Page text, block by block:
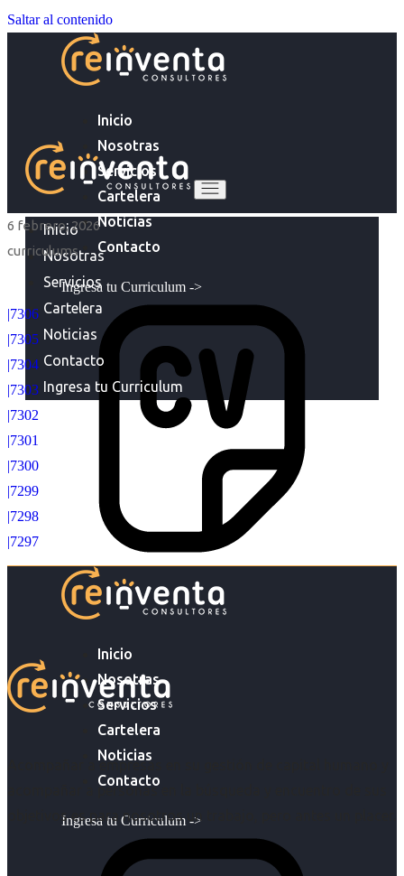
Saltar al contenido
Inicio
Nosotras
Servicios
Cartelera
Noticias
Contacto
Ingresa tu Curriculum ->
Inicio
Nosotras
Servicios
Cartelera
Noticias
Contacto
Ingresa tu Curriculum ->
Inicio
Nosotras
Servicios
Cartelera
Noticias
Contacto
Ingresa tu Curriculum
6 febrero, 2026
curriculums
|7306
|7305
|7304
|7303
|7302
|7301
|7300
|7299
|7298
|7297
Acompañar a empresas en su gestión de capital humano y
acompañar a personas en la búsqueda y encuentro de sus
objetivos es para nosotros un trabajo, pero antes un placer.